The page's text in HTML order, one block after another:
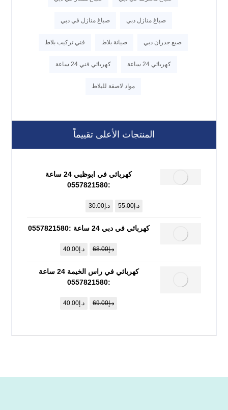
صباغ منازل دبي صباغ منازل في دبي
صبغ جدران دبي صيانة بلاط فني تركيب بلاط
كهربائي 24 ساعة كهربائي فني 24 ساعة
مواد لاصقة للبلاط
المنتجات الأعلى تقييماً
كهربائي في ابوظبي 24 ساعة
:0557821580
د.إ55.00 د.إ 30.00
كهربائي في دبي 24 ساعة :0557821580
د.إ68.00 د.إ 40.00
كهربائي في راس الخيمة 24 ساعة
:0557821580
د.إ69.00 د.إ 40.00